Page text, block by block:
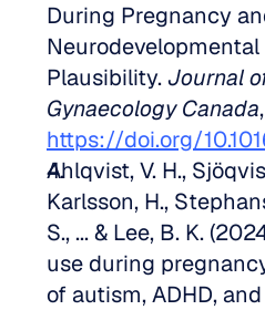
During Pregnancy
Plausibility. Journal
Gynaecology Canada
https://doi.org/
Ahlqvist, V. H.,
Karlsson, H.,
S., ... & Lee, B. K.
use during
of autism, ADHD,